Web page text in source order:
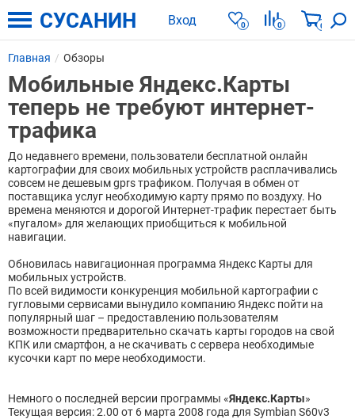
Вход 0 0 0
СУСАНИН
Главная Обзоры
Мобильные Яндекс.Карты
теперь не требуют интернет-
трафика
До недавнего времени, пользователи бесплатной онлайн
картографии для своих мобильных устройств расплачивались
совсем не дешевым gprs трафиком. Получая в обмен от
поставщика услуг необходимую карту прямо по воздуху. Но
времена меняются и дорогой Интернет-трафик перестает быть
«пугалом» для желающих приобщиться к мобильной
навигации.
Обновилась навигационная программа Яндекс Карты для
мобильных устройств.
По всей видимости конкуренция мобильной картографии с
гугловыми сервисами вынудило компанию Яндекс пойти на
популярный шаг – предоставлению пользователям
возможности предварительно скачать карты городов на свой
КПК или смартфон, а не скачивать с сервера необходимые
кусочки карт по мере необходимости.
Немного о последней версии программы «Яндекс.Карты»
Текущая версия: 2.00 от 6 марта 2008 года для Symbian S60v3